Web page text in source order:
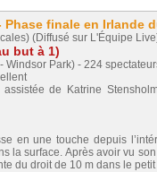
finale en Irlande
(Diffusé sur L'Équipe
but à 1)
Windsor Park) - 224
de Katrine
en une touche depuis
la surface. Après avoir vu
du droit de 10 m dans le